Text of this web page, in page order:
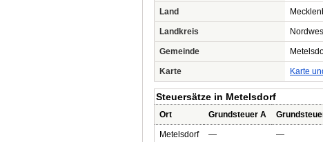
Land
Landkreis
Gemeinde
Karte Karte
Steuersätze in Metelsdorf
Ort Grundsteuer A
Metelsdorf — —